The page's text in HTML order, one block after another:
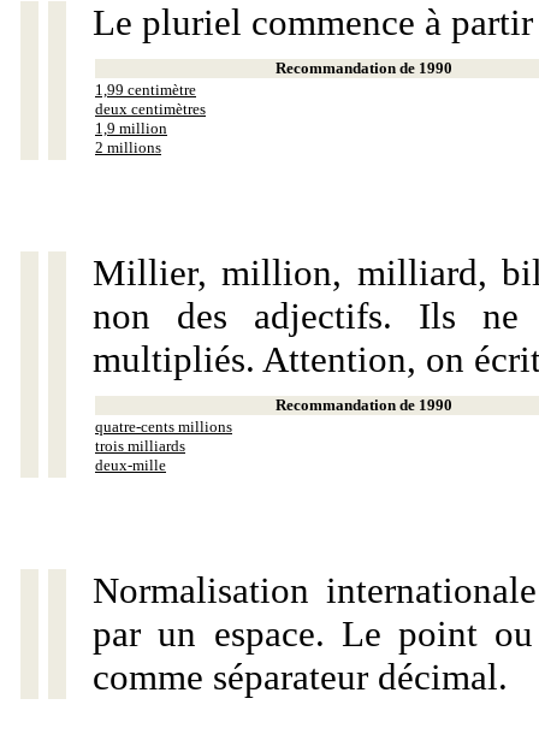
Le pluriel commence à
Recommandation de 1990
1,99 centimètre
deux centimètres
1,9 million
2 millions
Millier, million, milliard,
non des adjectifs. Ils ne
multipliés. Attention, on
Recommandation de 1990
quatre-cents millions
trois milliards
deux-mille
Normalisation
par un espace. Le point
comme séparateur décimal.